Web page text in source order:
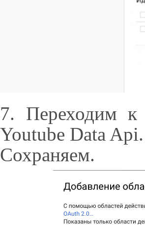
7. Переходим к
Youtube Data
Сохраняем.